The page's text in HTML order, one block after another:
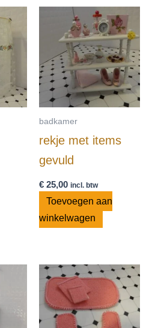
badkamer
rekje met items
gevuld
€25,00 incl. btw
Toevoegen aan
winkelwagen